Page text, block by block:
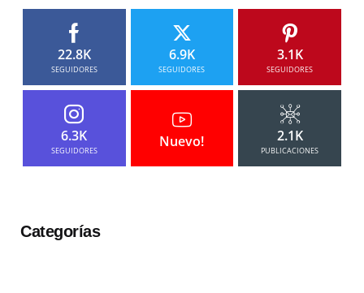
22.8K
SEGUIDORES
6.9K
SEGUIDORES
3.1K
SEGUIDORES
6.3K
SEGUIDORES
Nuevo! 2.1K
PUBLICACIONES
Categorías